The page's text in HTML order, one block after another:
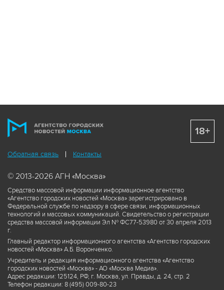
Обратная связь Контакты
© 2013-2026 АГН «Москва»
Средство массовой информации информационное агентство
«Агентство городских новостей «Москва» зарегистрировано в
Федеральной службе по надзору в сфере связи, информационных
технологий и массовых коммуникаций. Свидетельство о регистрации
средства массовой информации Эл № ФС77-53980 от 30 апреля 2013
г.
Главный редактор информационного агентства «Агентство городских
новостей «Москва» А.Б. Воронченко.
Учредитель и редакция информационного агентства «Агентство
городских новостей «Москва» - АО «Москва Медиа».
Адрес редакции: 125124, РФ, г. Москва, ул. Правды, д. 24, стр. 2
Телефон редакции: 8 (495) 009-80-23
18+